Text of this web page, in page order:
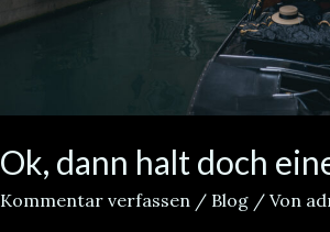
Ok, dann halt doch
Kommentar verfassen / Blog / Von